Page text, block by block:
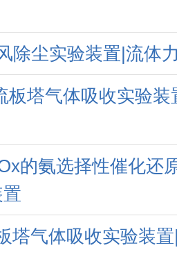
除尘实验装置|流体
板塔气体吸收实验
的氨选择性催化还
塔气体吸收实验装